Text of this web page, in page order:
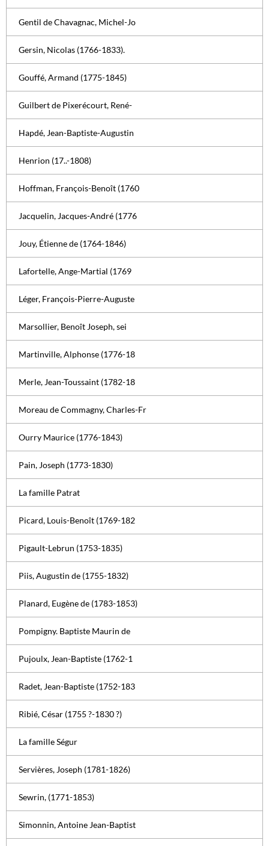
Gentil de Chavagnac, Michel-Jo
Gersin, Nicolas (1766-1833).
Gouffé, Armand (1775-1845)
Guilbert de Pixerécourt, René-
Hapdé, Jean-Baptiste-Augustin
Henrion (17..-1808)
Hoffman, François-Benoît (1760
Jacquelin, Jacques-André (1776
Jouy, Étienne de (1764-1846)
Lafortelle, Ange-Martial (1769
Léger, François-Pierre-Auguste
Marsollier, Benoît Joseph, sei
Martinville, Alphonse (1776-18
Merle, Jean-Toussaint (1782-18
Moreau de Commagny, Charles-Fr
Ourry Maurice (1776-1843)
Pain, Joseph (1773-1830)
La famille Patrat
Picard, Louis-Benoît (1769-182
Pigault-Lebrun (1753-1835)
Piis, Augustin de (1755-1832)
Planard, Eugène de (1783-1853)
Pompigny. Baptiste Maurin de
Pujoulx, Jean-Baptiste (1762-1
Radet, Jean-Baptiste (1752-183
Ribié, César (1755 ?-1830 ?)
La famille Ségur
Servières, Joseph (1781-1826)
Sewrin, (1771-1853)
Simonnin, Antoine Jean-Baptist